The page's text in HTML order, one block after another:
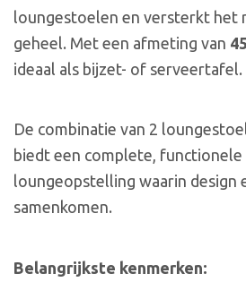
loungestoelen en versterkt het
geheel. Met een afmeting van
ideaal als bijzet- of serveertafel.
De combinatie van 2
biedt een complete,
loungeopstelling waarin design
samenkomen.
Belangrijkste kenmerken: